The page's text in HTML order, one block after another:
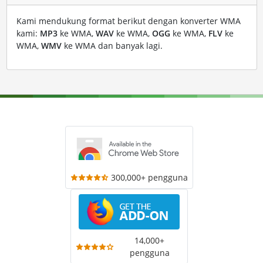
Kami mendukung format berikut dengan konverter WMA
kami: MP3ke WMA, WAVke WMA, OGG ke WMA, FLVke
WMA, WMVke WMA dan banyak lagi.
300,000+ pengguna
14,000+
pengguna